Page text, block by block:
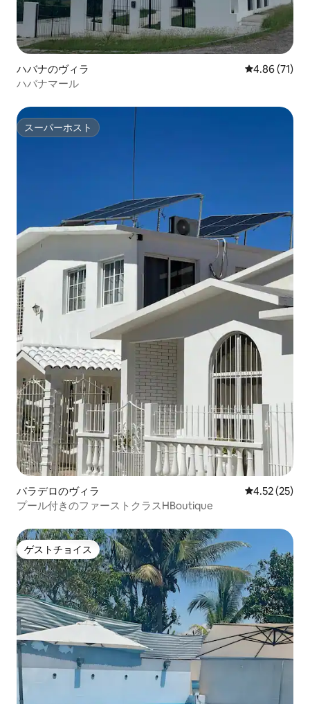
ハバナのヴィラ レビュー71
4.86 (71)
ハバナマール
スーパーホスト
スーパーホスト
バラデロのヴィラ レビュー25
4.52 (25)
プール付きのファーストクラスHBoutique
ゲストチョイス
ゲストチョイス